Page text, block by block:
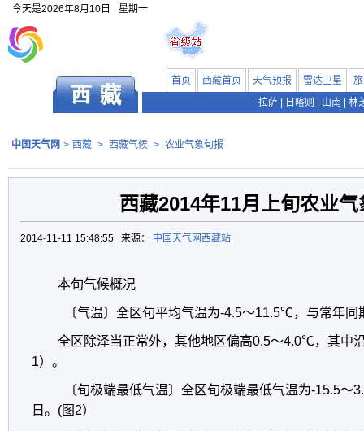
今天是2026年8月10日 星期一
首页 西藏首页 天气预报 雷达卫星
拉萨
日喀则 山南 林
中国天气网 > 西藏 > 西藏气候 > 农业气象旬报
西藏2014年11月上旬农业气
2014-11-11 15:48:55 来源： 中国天气网西藏站
本旬气候概况
〔气温〕全区旬平均气温为-4.5～11.5℃，与常年同
全区除泽当正常外，其他地区偏高0.5～4.0℃，其中
1）。
〔旬极端最低气温〕全区旬极端最低气温为-15.5～
日。(图2）